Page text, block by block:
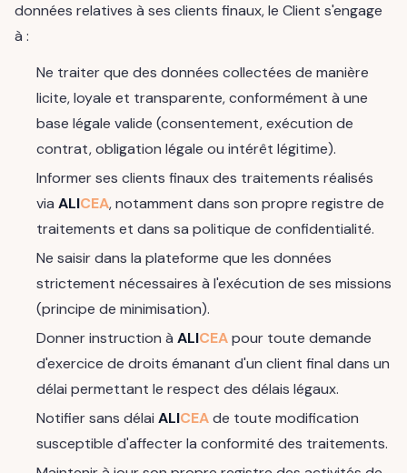
données relatives à ses clients finaux, le Client s'engage
à :
Ne traiter que des données collectées de manière
licite, loyale et transparente, conformément à une
base légale valide (consentement, exécution de
contrat, obligation légale ou intérêt légitime).
Informer ses clients finaux des traitements réalisés
via ALICEA, notamment dans son propre registre de
traitements et dans sa politique de confidentialité.
Ne saisir dans la plateforme que les données
strictement nécessaires à l'exécution de ses missions
(principe de minimisation).
Donner instruction à ALICEApour toute demande
d'exercice de droits émanant d'un client final dans un
délai permettant le respect des délais légaux.
Notifier sans délai ALICEAde toute modification
susceptible d'affecter la conformité des traitements.